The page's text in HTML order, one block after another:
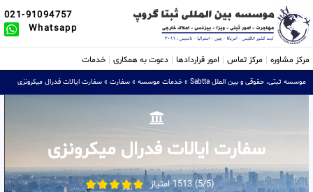
021-91094757
Whatsapp
مرکز مشاوره مرکز تماس امور قراردادها دعوت به همکاری خدمات
موسسه ثبتی، حقوقی و بین الملل Sabtta » خدمات موسسه » سفارت » سفارت ایالات فدرال میکرونزی
سفارت ایالات فدرال میکرونزی
(5/5) 1513 امتیاز